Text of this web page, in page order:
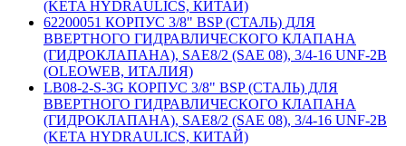
(KETA HYDRAULICS, КИТАЙ)
62200051 КОРПУС 3/8" BSP (СТАЛЬ) ДЛЯ
ВВЕРТНОГО ГИДРАВЛИЧЕСКОГО КЛАПАНА
(ГИДРОКЛАПАНА), SAE8/2 (SAE 08), 3/4-16 UNF-2B
(OLEOWEB, ИТАЛИЯ)
LB08-2-S-3G КОРПУС 3/8" BSP (СТАЛЬ) ДЛЯ
ВВЕРТНОГО ГИДРАВЛИЧЕСКОГО КЛАПАНА
(ГИДРОКЛАПАНА), SAE8/2 (SAE 08), 3/4-16 UNF-2B
(KETA HYDRAULICS, КИТАЙ)